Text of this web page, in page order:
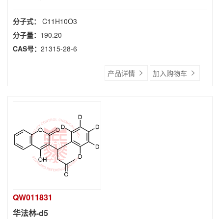
分子式： C11H10O3
分子量： 190.20
CAS号： 21315-28-6
产品详情 加入购物车
QW011831
华法林-d5